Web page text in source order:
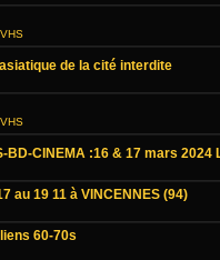
de la cité interdite
BD-CINEMA :16 & 17 mars 2024
au 19 11 à VINCENNES (94)
60-70s